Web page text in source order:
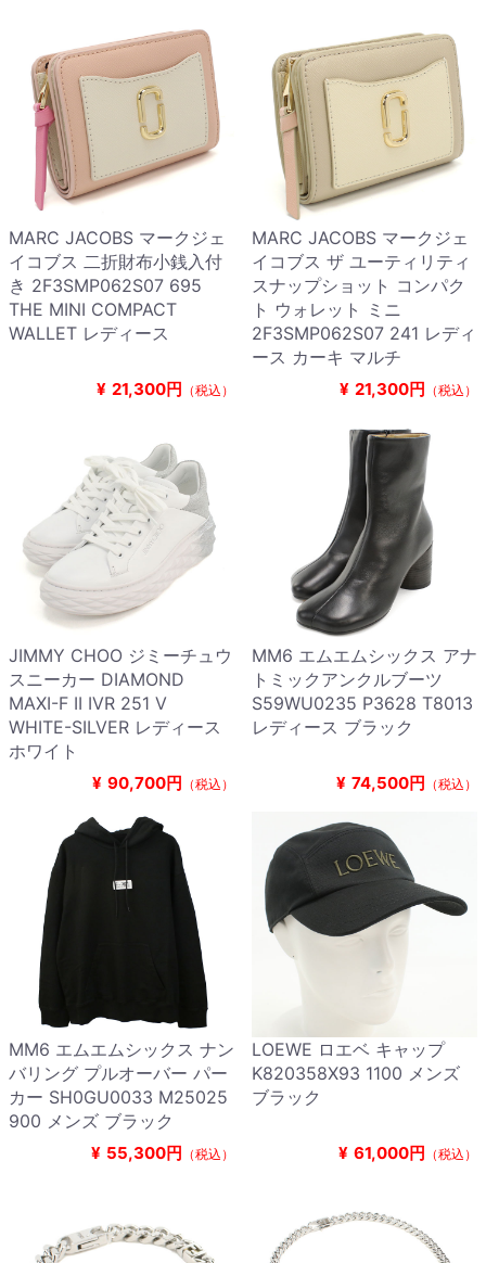
MARC JACOBS マークジェ
イコブス 二折財布小銭入付
き 2F3SMP062S07 695
THE MINI COMPACT
WALLET レディース
¥ 21,300円 （税込）
MARC JACOBS マークジェ
イコブス ザ ユーティリティ
スナップショット コンパク
ト ウォレット ミニ
2F3SMP062S07 241 レディ
ース カーキ マルチ
¥ 21,300円 （税込）
JIMMY CHOO ジミーチュウ
スニーカー DIAMOND
MAXI-F II IVR 251 V
WHITE-SILVER レディース
ホワイト
¥ 90,700円 （税込）
MM6 エムエムシックス アナ
トミックアンクルブーツ
S59WU0235 P3628 T8013
レディース ブラック
¥ 74,500円 （税込）
MM6 エムエムシックス ナン
バリング プルオーバー パー
カー SH0GU0033 M25025
900 メンズ ブラック
¥ 55,300円 （税込）
LOEWE ロエベ キャップ
K820358X93 1100 メンズ
ブラック
¥ 61,000円 （税込）